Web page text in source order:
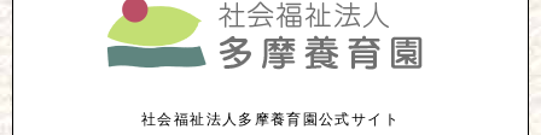
社会福祉法人多摩養育園公式サイト